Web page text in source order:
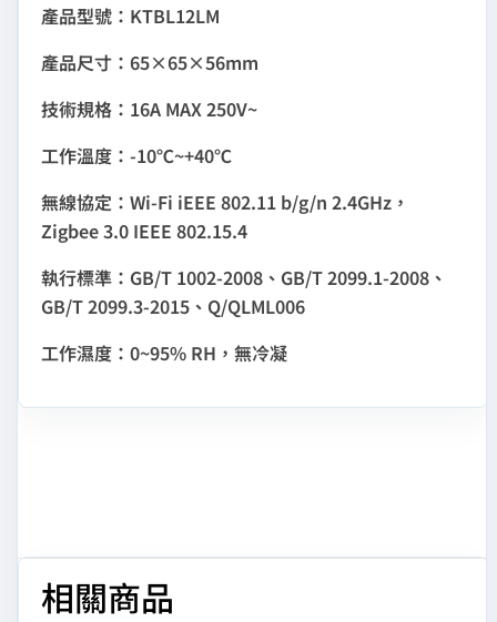
產品型號：KTBL12LM
產品尺寸：65×65×56mm
技術規格：16A MAX 250V~
工作溫度：-10℃~+40℃
無線協定：Wi-Fi iEEE 802.11 b/g/n 2.4GHz，
Zigbee 3.0 IEEE 802.15.4
執行標準：GB/T 1002-2008、GB/T 2099.1-2008、
GB/T 2099.3-2015、Q/QLML006
工作濕度：0~95% RH，無冷凝
相關商品